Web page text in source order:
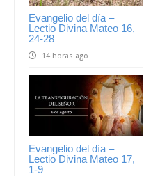
Evangelio del día –
Lectio Divina Mateo 16,
24-28
14 horas ago
Evangelio del día –
Lectio Divina Mateo 17,
1-9